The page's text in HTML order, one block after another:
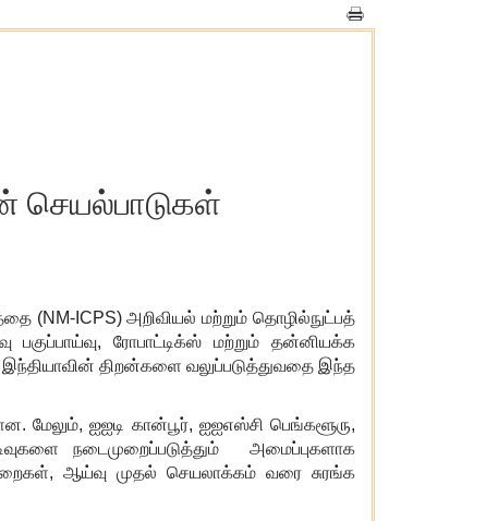
செயல்பாடுகள்
(NM-ICPS)அறிவியல் மற்றும் தொழில்நுட்பத்
பகுப்பாய்வு,ரோபாட்டிக்ஸ் மற்றும் தன்னியக்க
திறன்களை வலுப்படுத்துவதை இந்த
மேலும்,ஐஐடி கான்பூர், ஐஐஎஸ்சி பெங்களூரு,
நடைமுறைப்படுத்தும் அமைப்புகளாக
, ஆய்வு முதல் செயலாக்கம் வரை சுரங்க